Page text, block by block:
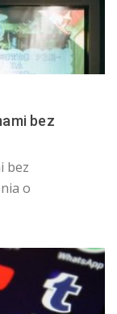
bez
bez
o